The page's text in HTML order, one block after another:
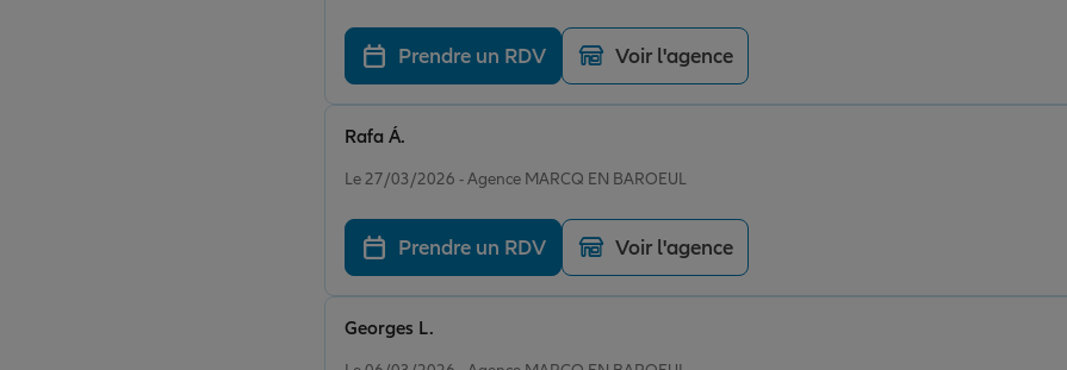
Prendre un RDV Voir l'agence
Le 27/03/2026 - Agence MARCQ EN BAROEUL
Rafa Á.
Prendre un RDV Voir l'agence
Georges L.